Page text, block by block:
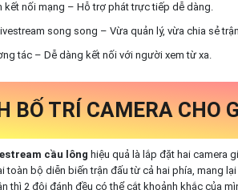
kết nối mạng – Hỗ trợ phát trực tiếp dễ dàng.
song song – Vừa quản lý, vừa chia sẻ
tác – Dễ dàng kết nối với người xem từ xa.
BỐ TRÍ CAMERA CHO
cầu lông hiệu quả là lắp đặt hai camera
toàn bộ diễn biến trận đấu từ cả hai phía, mang
thì 2 đội đánh đều có thể cắt khoảnh khắc của